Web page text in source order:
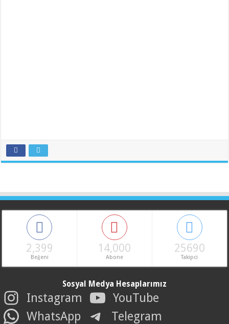
2,399
Beğeni
14,000
Abone
25690
Takipci
Sosyal Medya Hesaplarımız
Instagram
YouTube
WhatsApp
Telegram